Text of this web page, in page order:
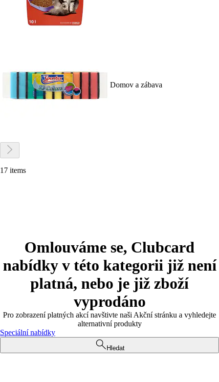
Domov a zábava
17 items
Omlouváme se, Clubcard
nabídky v této kategorii již není
platná, nebo je již zboží
vyprodáno
Pro zobrazení platných akcí navštivte naši Akční stránku a vyhledejte
alternativní produkty
Speciální nabídky
Hledat